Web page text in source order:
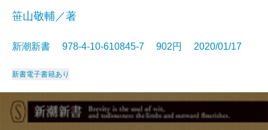
笹山敬輔／著
新潮新書 978-4-10-610845-7 902円 2020/01/17
新書電子書籍あり